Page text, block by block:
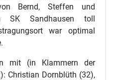
Bernd, Steffen und
SK Sandhausen toll
war optimal
mit (in Klammern der
Christian Dornblüth (32),